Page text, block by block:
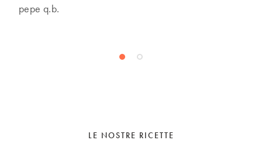
pepe q.b.
LE NOSTRE RICETTE